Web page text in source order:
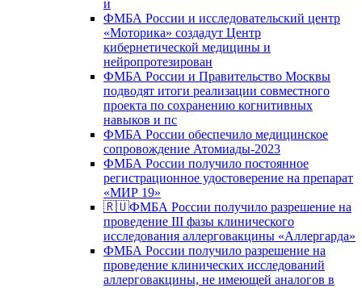
и
ФМБА России и исследовательский центр
«Моторика» создадут Центр
кибернетической медицины и
нейропротезирован
ФМБА России и Правительство Москвы
подводят итоги реализации совместного
проекта по сохранению когнитивных
навыков и пс
ФМБА России обеспечило медицинское
сопровождение Атомиады-2023
ФМБА России получило постоянное
регистрационное удостоверение на препарат
«МИР 19»
🇷🇺ФМБА России получило разрешение на
проведение III фазы клинического
исследования аллерговакцины «Аллергарда»
ФМБА России получило разрешение на
проведение клинических исследований
аллерговакцины, не имеющей аналогов в